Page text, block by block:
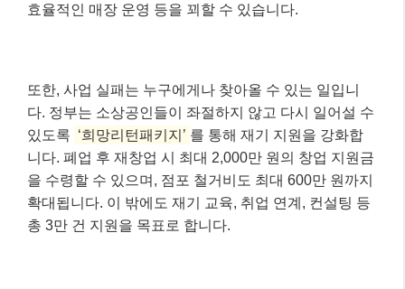
효율적인 매장 운영 등을 꾀할 수 있습니다.
또한, 사업 실패는 누구에게나 찾아올 수 있는 일입니
다. 정부는 소상공인들이 좌절하지 않고 다시 일어설 수
있도록 ‘희망리턴패키지’ 를 통해 재기 지원을 강화합
니다. 폐업 후 재창업 시 최대 2,000만 원의 창업 지원금
을 수령할 수 있으며, 점포 철거비도 최대 600만 원까지
확대됩니다. 이 밖에도 재기 교육, 취업 연계, 컨설팅 등
총 3만 건 지원을 목표로 합니다.